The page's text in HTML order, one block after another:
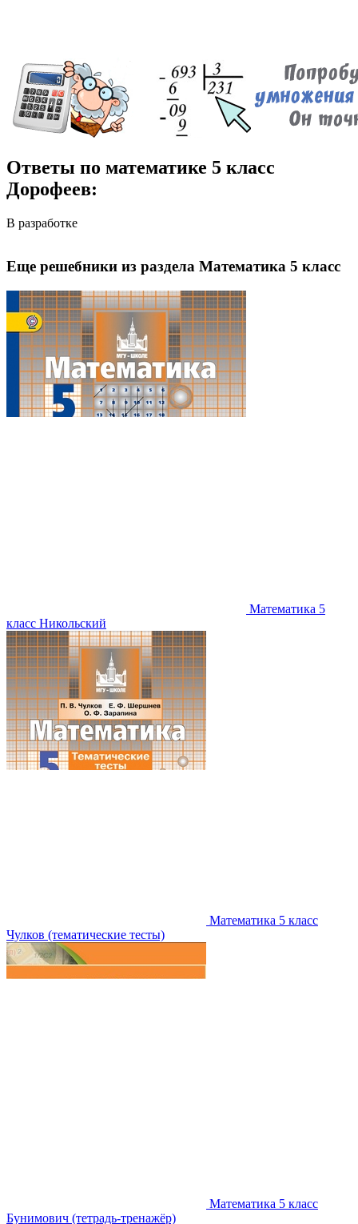
Ответы по математике 5 класс
Дорофеев:
В разработке
Еще решебники из раздела Математика 5 класс
Математика 5
класс Никольский
Математика 5 класс
Чулков (тематические тесты)
Математика 5 класс
Бунимович (тетрадь-тренажёр)